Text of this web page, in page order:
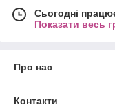
Сьогодні
Показати весь
Про нас
Контакти